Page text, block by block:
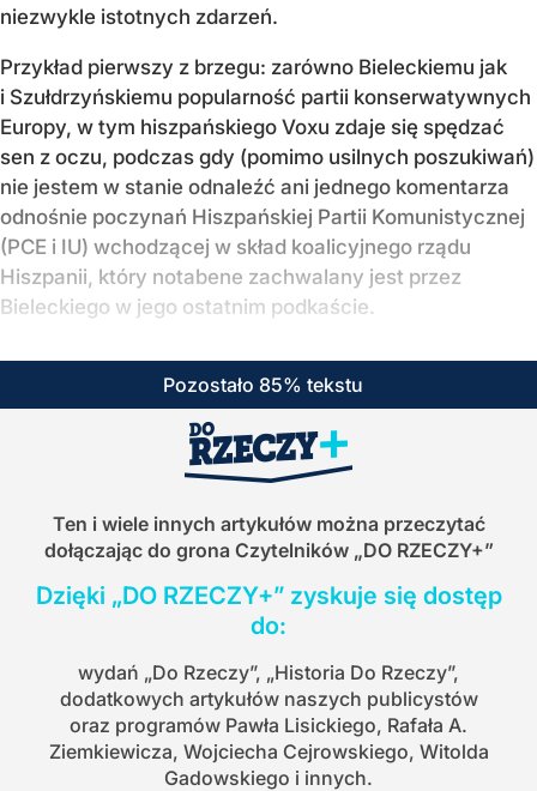
niezwykle istotnych zdarzeń.
Przykład pierwszy z brzegu: zarówno Bieleckiemu jak
i Szułdrzyńskiemu popularność partii konserwatywnych
Europy, w tym hiszpańskiego Voxu zdaje się spędzać
sen z oczu, podczas gdy (pomimo usilnych poszukiwań)
nie jestem w stanie odnaleźć ani jednego komentarza
odnośnie poczynań Hiszpańskiej Partii Komunistycznej
(PCE i IU) wchodzącej w skład koalicyjnego rządu
Hiszpanii, który notabene zachwalany jest przez
Bieleckiego w jego ostatnim podkaście.
Pozostało 85% tekstu
Ten i wiele innych artykułów można przeczytać
dołączając do grona Czytelników „DO RZECZY+”
Dzięki „DO RZECZY+” zyskuje się dostęp
do:
wydań „Do Rzeczy”, „Historia Do Rzeczy”,
dodatkowych artykułów naszych publicystów
oraz programów Pawła Lisickiego, Rafała A.
Ziemkiewicza, Wojciecha Cejrowskiego, Witolda
Gadowskiego i innych.